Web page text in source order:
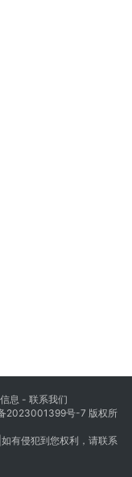
息 - 联系我们
2023001399号-7 版权所
有侵犯到您权利，请联系